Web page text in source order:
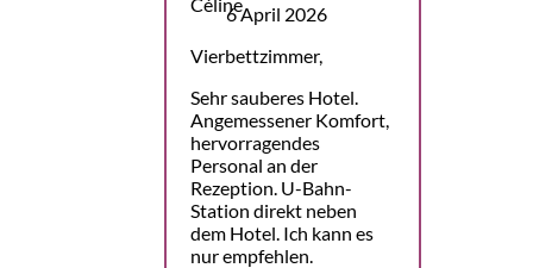
6 April 2026
Vierbettzimmer,
Sehr sauberes Hotel.
Angemessener Komfort,
hervorragendes
Personal an der
Rezeption. U-Bahn-
Station direkt neben
dem Hotel. Ich kann es
nur empfehlen.